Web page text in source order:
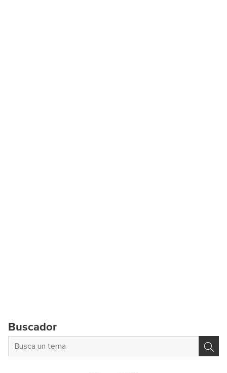
Buscador